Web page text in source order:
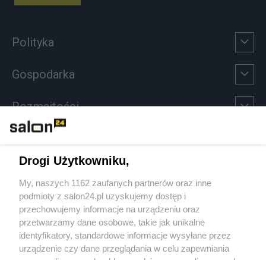
Polityka
Gospodarka
Rozmaitości
Sport
Społeczeństwo
Kultura
Drogi Użytkowniku,
My, naszych 1162 zaufanych partnerów oraz inne
podmioty z salon24.pl uzyskujemy dostęp i
przechowujemy informacje na urządzeniu oraz
przetwarzamy dane osobowe, takie jak unikalne
identyfikatory, standardowe informacje wysyłane przez
urządzenie czy dane przeglądania w celu zapewniania